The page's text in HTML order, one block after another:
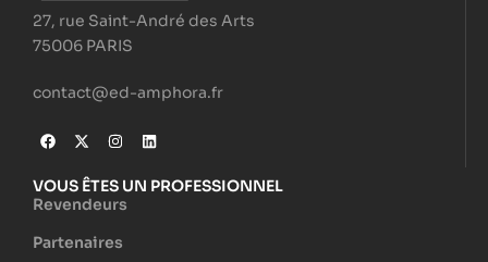
27, rue Saint-André des Arts
75006 PARIS
contact@ed-amphora.fr
VOUS ÊTES UN PROFESSIONNEL
Revendeurs
Partenaires